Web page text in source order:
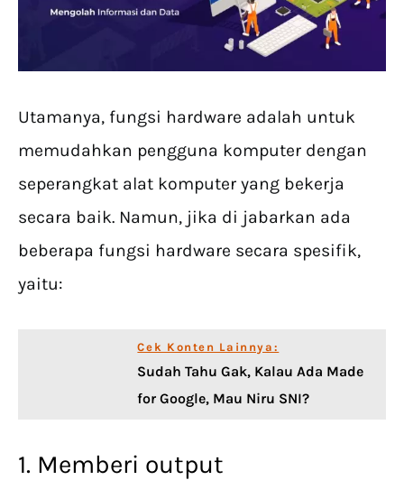
Utamanya, fungsi hardware adalah untuk
memudahkan pengguna komputer dengan
seperangkat alat komputer yang bekerja
secara baik. Namun, jika di jabarkan ada
beberapa fungsi hardware secara spesifik,
yaitu:
Cek Konten Lainnya:
Sudah Tahu Gak, Kalau Ada Made
for Google, Mau Niru SNI?
1. Memberi output